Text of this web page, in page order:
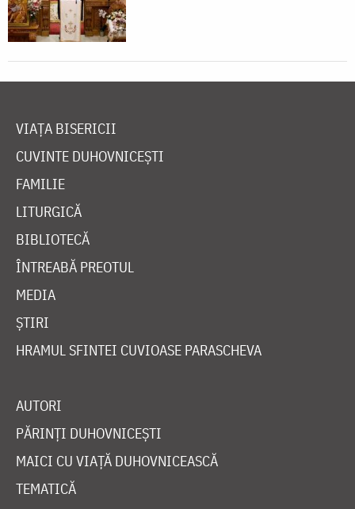
VIAȚA BISERICII
CUVINTE DUHOVNICEȘTI
FAMILIE
LITURGICĂ
BIBLIOTECĂ
ÎNTREABĂ PREOTUL
MEDIA
ȘTIRI
HRAMUL SFINTEI CUVIOASE PARASCHEVA
AUTORI
PĂRINȚI DUHOVNICEȘTI
MAICI CU VIAȚĂ DUHOVNICEASCĂ
TEMATICĂ